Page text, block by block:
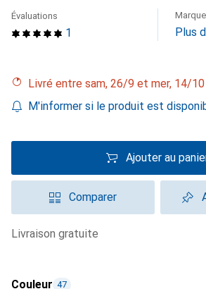
1
Évaluations Marque
Plus
Livré entre sam, 26/9 et mer, 14/10
M'informer si le produit est
Ajouter au
Comparer
livraison gratuite
Couleur 47